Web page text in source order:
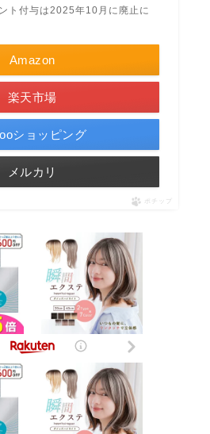
ト付与は2025年10月に廃止に
Amazon
楽天市場
ショッピング
メルカリ
ポチップ